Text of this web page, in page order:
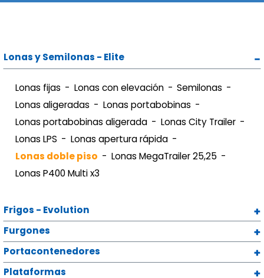
Lonas y Semilonas - Elite
Lonas fijas Lonas con elevación
Semilonas
Lonas aligeradas
Lonas portabobinas
Lonas portabobinas aligerada
Lonas City Trailer
Lonas LPS
Lonas apertura rápida
Lonas doble piso
Lonas MegaTrailer 25,25
Lonas P400 Multi x3
Frigos - Evolution
Furgones
Portacontenedores
Plataformas